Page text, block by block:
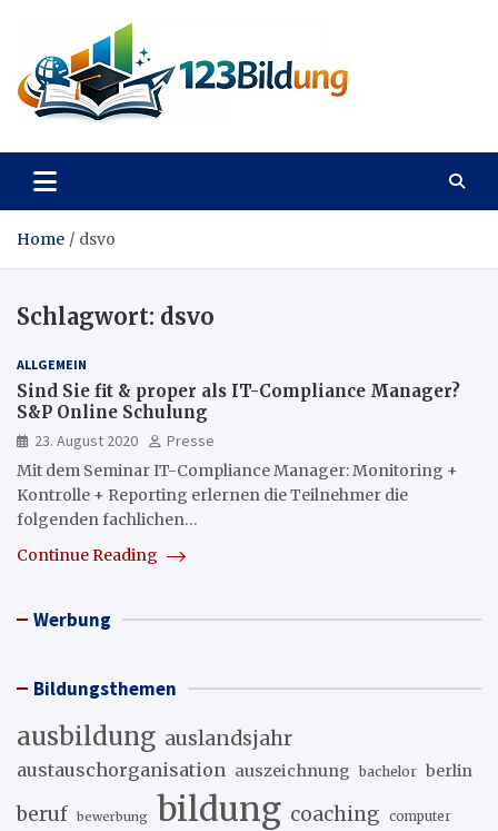
content
123Bildung
Home dsvo
Schlagwort: dsvo
ALLGEMEIN
Sind Sie fit & proper als IT-Compliance Manager?
S&P Online Schulung
23. August 2020
Presse
Mit dem Seminar IT-Compliance Manager: Monitoring +
Kontrolle + Reporting erlernen die Teilnehmer die
folgenden fachlichen…
Continue Reading
Werbung
Bildungsthemen
ausbildung auslandsjahr
austauschorganisation auszeichnung bachelor berlin
beruf bewerbung bildung coaching computer